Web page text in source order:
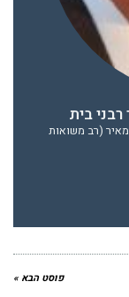
בית
(רב משואות
פוסט הבא »